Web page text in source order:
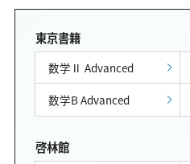
東京書籍
数学Ⅱ Advanced
数学B Advanced
啓林館